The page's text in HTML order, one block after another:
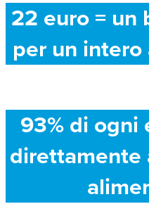
22 euro =
per un
93% di ogni
direttamente